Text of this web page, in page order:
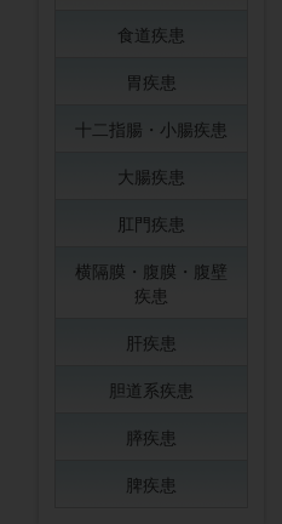
食道疾患
胃疾患
十二指腸・小腸疾患
大腸疾患
肛門疾患
横隔膜・腹膜・腹壁
疾患
肝疾患
胆道系疾患
膵疾患
脾疾患